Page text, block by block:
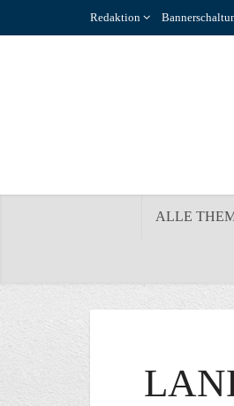
Redaktion
ALLE